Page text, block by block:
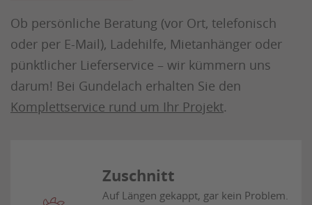
Ob persönliche Beratung (vor Ort, telefonisch
oder per E-Mail), Ladehilfe, Mietanhänger oder
pünktlicher Lieferservice – wir kümmern uns
darum! Bei Gundelach erhalten Sie den
Komplettservice rund um Ihr Projekt.
Zuschnitt
Auf Längen gekappt, gar kein Problem.